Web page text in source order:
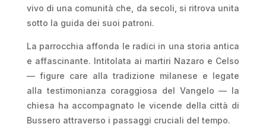
vivo di una comunità che, da secoli, si ritrova unita
sotto la guida dei suoi patroni.
La parrocchia affonda le radici in una storia antica
e affascinante. Intitolata ai martiri Nazaro e Celso
— figure care alla tradizione milanese e legate
alla testimonianza coraggiosa del Vangelo — la
chiesa ha accompagnato le vicende della città di
Bussero attraverso i passaggi cruciali del tempo.